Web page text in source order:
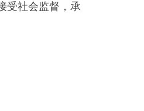
受社会监督，承